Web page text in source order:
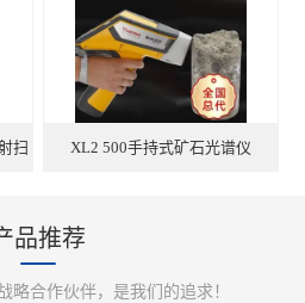
扫 XL2 500手持式矿石光谱仪
品推荐
略合作伙伴，是我们的追求！